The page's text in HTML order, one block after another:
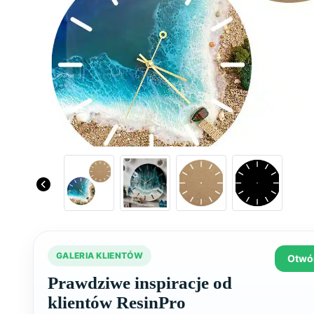
GALERIA KLIENTÓW
Prawdziwe inspiracje od
klientów ResinPro